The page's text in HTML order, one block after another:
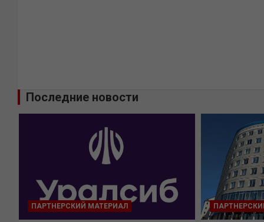
Последние новости
ПАРТНЕРСКИЙ МАТЕРИАЛ